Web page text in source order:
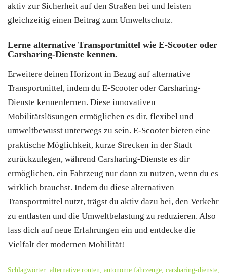
aktiv zur Sicherheit auf den Straßen bei und leisten
gleichzeitig einen Beitrag zum Umweltschutz.
Lerne alternative Transportmittel wie E-Scooter oder
Carsharing-Dienste kennen.
Erweitere deinen Horizont in Bezug auf alternative
Transportmittel, indem du E-Scooter oder Carsharing-
Dienste kennenlernen. Diese innovativen
Mobilitätslösungen ermöglichen es dir, flexibel und
umweltbewusst unterwegs zu sein. E-Scooter bieten eine
praktische Möglichkeit, kurze Strecken in der Stadt
zurückzulegen, während Carsharing-Dienste es dir
ermöglichen, ein Fahrzeug nur dann zu nutzen, wenn du es
wirklich brauchst. Indem du diese alternativen
Transportmittel nutzt, trägst du aktiv dazu bei, den Verkehr
zu entlasten und die Umweltbelastung zu reduzieren. Also
lass dich auf neue Erfahrungen ein und entdecke die
Vielfalt der modernen Mobilität!
Schlagwörter: alternative routen autonome fahrzeuge carsharing-dienste